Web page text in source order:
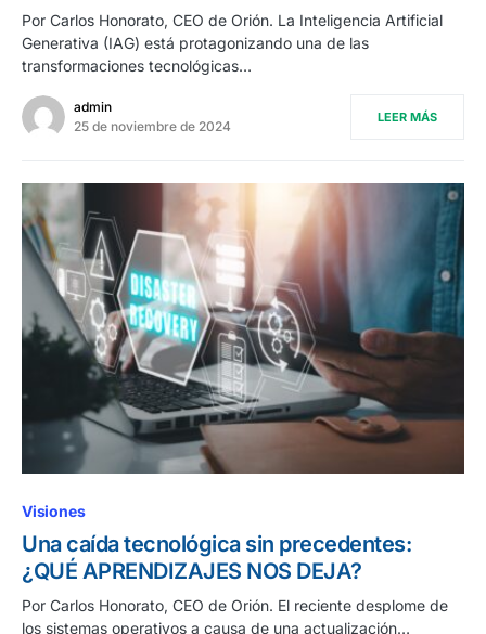
Por Carlos Honorato, CEO de Orión. La Inteligencia Artificial
Generativa (IAG) está protagonizando una de las
transformaciones tecnológicas…
admin
25 de noviembre de 2024
LEER MÁS
Visiones
Una caída tecnológica sin precedentes:
¿QUÉ APRENDIZAJES NOS DEJA?
Por Carlos Honorato, CEO de Orión. El reciente desplome de
los sistemas operativos a causa de una actualización…